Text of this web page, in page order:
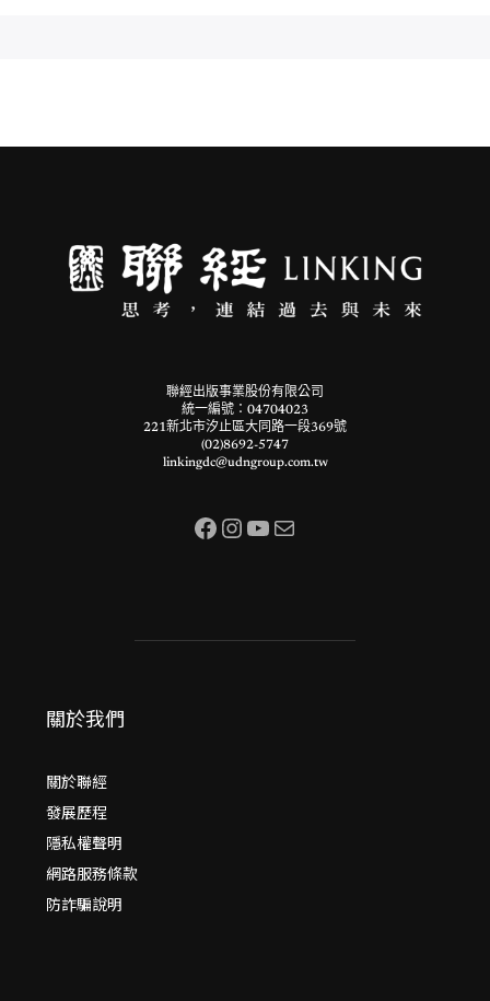
聯經出版事業股份有限公司
統一編號：04704023
221新北市汐止區大同路一段369號
(02)8692-5747
linkingdc@udngroup.com.tw
Facebook InstagramYouTube 電子郵件
關於我們
關於聯經
發展歷程
隱私權聲明
網路服務條款
防詐騙說明